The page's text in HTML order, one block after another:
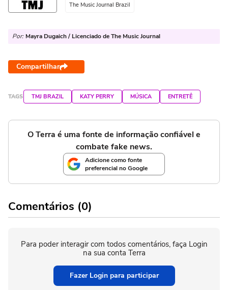
The Music Journal Brazil
Por: Mayra Dugaich / Licenciado de The Music Journal
Compartilhar
TAGS TMJ BRAZIL KATY PERRY MÚSICA ENTRETÊ
O Terra é uma fonte de informação confiável e
combate fake news.
Adicione como fonte
preferencial no Google
Comentários (0)
Para poder interagir com todos comentários, faça Login
na sua conta Terra
Fazer Login para participar